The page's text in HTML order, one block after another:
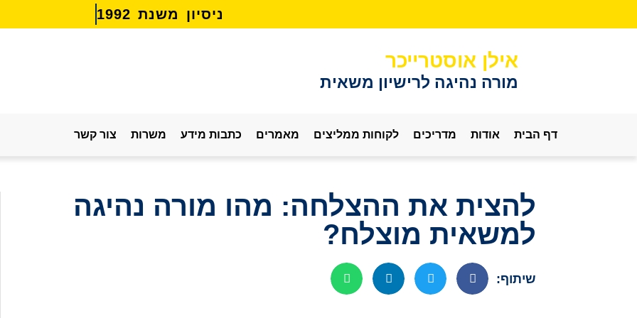
ניסיון משנת 2
9
9
1
אילן אוסטרייכר
מורה נהיגה לרישיון משאית
דף הבית אודות מדריכים לקוחות ממליצים מאמרים כתבות מידע משרות צור קשר
להצית את ההצלחה: מהו מורה נהיגה
למשאית מוצלח?
שיתוף: